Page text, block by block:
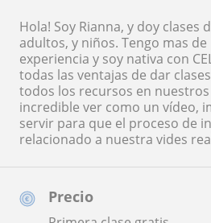
Precio
Hola! Soy Rianna, y doy clases
adultos, y niños. Tengo mas de
experiencia y soy nativa con
todas las ventajas de dar
todos los recursos en nuestros
incredible ver como un vídeo,
servir para que el proceso de
relacionado a nuestra vides